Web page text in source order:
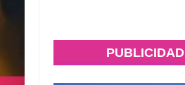
PUBLICIDAD